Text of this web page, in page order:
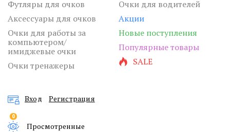
Футляры для очков
Аксессуары для очков
Очки для работы за
компьютером/
имиджевые очки
Очки тренажеры
Очки для водителей
Акции
Новые поступления
Популярные товары
SALE
Вход Регистрация
0
Просмотренные